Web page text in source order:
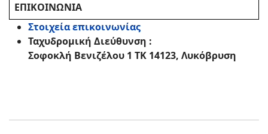
ΕΠΙΚΟΙΝΩΝΙΑ
Στοιχεία επικοινωνίας
Ταχυδρομική Διεύθυνση :
Σοφοκλή Βενιζέλου 1 ΤΚ 14123, Λυκόβρυση